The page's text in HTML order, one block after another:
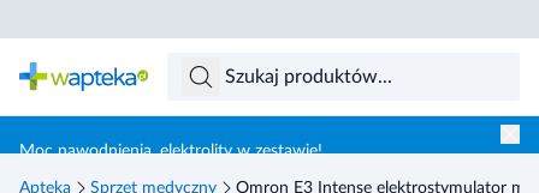
Moc nawodnienia, elektrolity w zestawie!
Apteka Sprzęt medyczny Omron E3 Intense elektrostymulator